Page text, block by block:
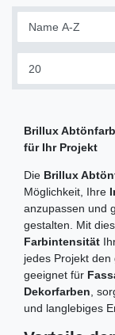
Brillux
für Ihr Projekt
Die Brillux
Möglichkeit, Ihre
anzupassen und
gestalten. Mit
Farbintensität
jedes Projekt
geeignet für
Dekorfarben ,
und langlebiges